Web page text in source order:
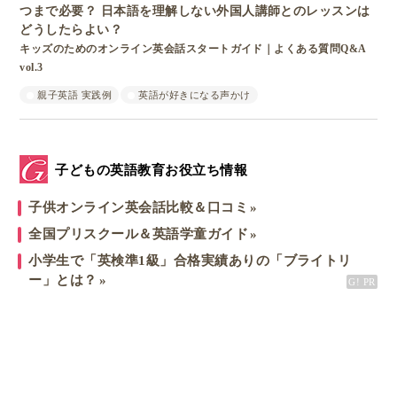
つまで必要？ 日本語を理解しない外国人講師とのレッスンは
どうしたらよい？
キッズのためのオンライン英会話スタートガイド｜よくある質問Q&A
vol.3
親子英語 実践例 英語が好きになる声かけ
子どもの英語教育お役立ち情報
子供オンライン英会話比較＆口コミ
全国プリスクール＆英語学童ガイド
小学生で「英検準1級」合格実績ありの「ブライトリ
ー」とは？